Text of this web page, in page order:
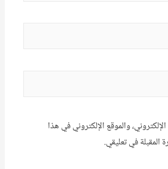
والموقع الإلكتروني في هذا
المقبلة في تعليقي.